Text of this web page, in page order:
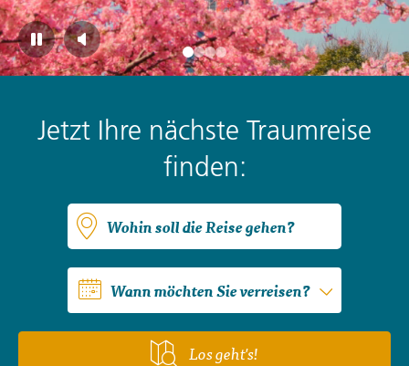
Jetzt Ihre nächste Traumreise
finden:
Wohin soll die Reise gehen?
Wann möchten Sie verreisen?
Los geht's!